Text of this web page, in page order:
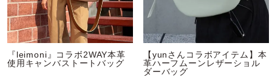
『leimoni』コラボ2WAY本革
使用キャンバストートバッグ
【yunさんコラボアイテム】本
革ハーフムーンレザーショル
ダーバッグ